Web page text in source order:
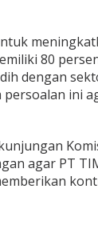
80
dengan
ini
agar PT